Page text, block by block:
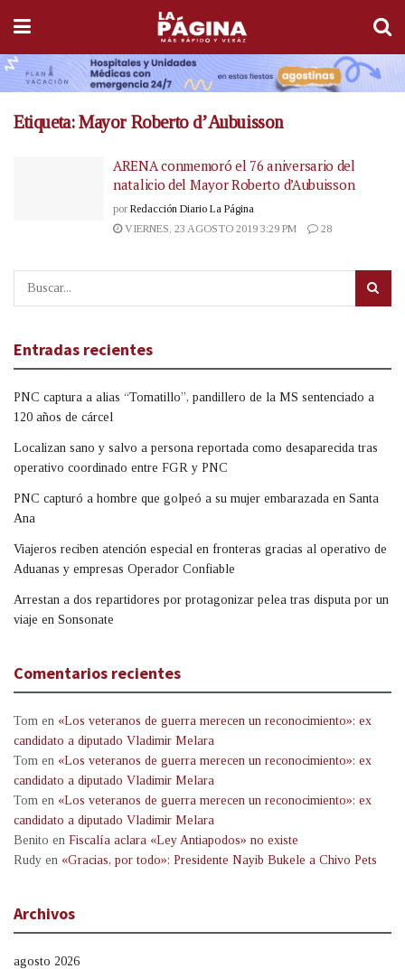
Etiqueta:Mayor Roberto d’Aubuisson
ARENA conmemoró el 76 aniversario del
natalicio del Mayor Roberto d’Aubuisson
por Redacción Diario La Página
VIERNES, 23 AGOSTO 2019 3:29 PM
28
Entradas recientes
PNC captura a alias “Tomatillo”, pandillero de la MS sentenciado a
120 años de cárcel
Localizan sano y salvo a persona reportada como desaparecida tras
operativo coordinado entre FGR y PNC
PNC capturó a hombre que golpeó a su mujer embarazada en Santa
Ana
Viajeros reciben atención especial en fronteras gracias al operativo de
Aduanas y empresas Operador Confiable
Arrestan a dos repartidores por protagonizar pelea tras disputa por un
viaje en Sonsonate
Comentarios recientes
Tom en «Los veteranos de guerra merecen un reconocimiento»: ex
candidato a diputado Vladimir Melara
Tom en «Los veteranos de guerra merecen un reconocimiento»: ex
candidato a diputado Vladimir Melara
Tom en «Los veteranos de guerra merecen un reconocimiento»: ex
candidato a diputado Vladimir Melara
Benito en Fiscalía aclara «Ley Antiapodos» no existe
Rudy en «Gracias, por todo»: Presidente Nayib Bukele a Chivo Pets
Archivos
agosto 2026